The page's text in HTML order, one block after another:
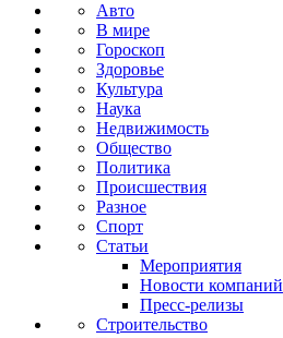
Авто
В мире
Гороскоп
Здоровье
Культура
Наука
Недвижимость
Общество
Политика
Происшествия
Разное
Спорт
Статьи
Мероприятия
Новости компаний
Пресс-релизы
Строительство